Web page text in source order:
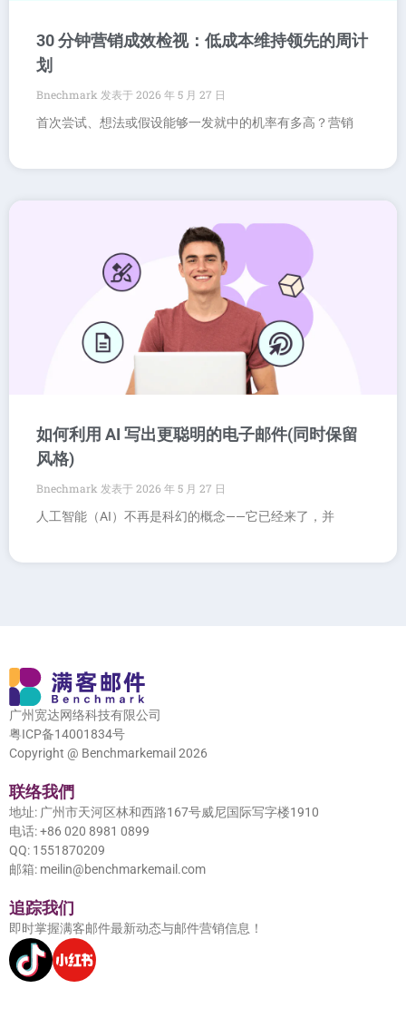
30 分钟营销成效检视：低成本维持领先的周计
划
Bnechmark
2026 年 5 月 27 日
首次尝试、想法或假设能够一发就中的机率有多高？营销
如何利用 AI 写出更聪明的电子邮件(同时保留
风格)
Bnechmark
2026 年 5 月 27 日
人工智能（AI）不再是科幻的概念——它已经来了，并
广州宽达网络科技有限公司
粤ICP备14001834号
Copyright @ Benchmarkemail 2026
联络我們
地址: 广州市天河区林和西路167号威尼国际写字楼1910
电话: +86 020 8981 0899
QQ: 1551870209
邮箱: meilin@benchmarkemail.com
追踪我们
即时掌握满客邮件最新动态与邮件营销信息！